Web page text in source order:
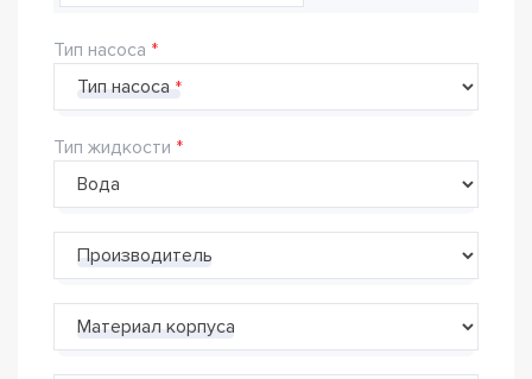
Тип насоса
Тип насоса
Тип жидкости
Производитель
Материал корпуса